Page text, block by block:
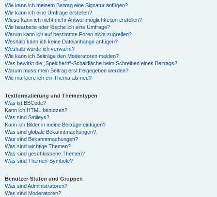
Wie kann ich meinem Beitrag eine Signatur anfügen?
Wie kann ich eine Umfrage erstellen?
Wieso kann ich nicht mehr Antwortmöglichkeiten erstellen?
Wie bearbeite oder lösche ich eine Umfrage?
Warum kann ich auf bestimmte Foren nicht zugreifen?
Weshalb kann ich keine Dateianhänge anfügen?
Weshalb wurde ich verwarnt?
Wie kann ich Beiträge den Moderatoren melden?
Was bewirkt die „Speichern“-Schaltfläche beim Schreiben eines Beitrags?
Warum muss mein Beitrag erst freigegeben werden?
Wie markiere ich ein Thema als neu?
Textformatierung und Thementypen
Was ist BBCode?
Kann ich HTML benutzen?
Was sind Smileys?
Kann ich Bilder in meine Beiträge einfügen?
Was sind globale Bekanntmachungen?
Was sind Bekanntmachungen?
Was sind wichtige Themen?
Was sind geschlossene Themen?
Was sind Themen-Symbole?
Benutzer-Stufen und Gruppen
Was sind Administratoren?
Was sind Moderatoren?